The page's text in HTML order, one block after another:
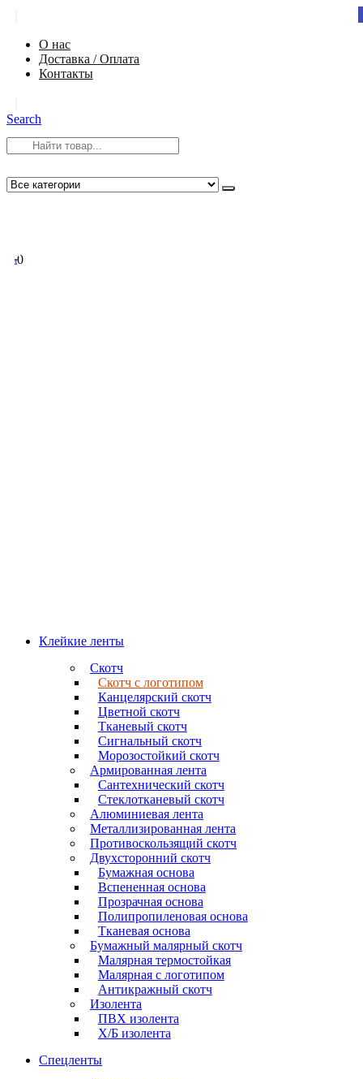
О нас
Доставка / Оплата
Контакты
Search
00
Клейкие ленты
Скотч
Скотч с логотипом
Канцелярский скотч
Цветной скотч
Тканевый скотч
Сигнальный скотч
Морозостойкий скотч
Армированная лента
Сантехнический скотч
Стеклотканевый скотч
Алюминиевая лента
Металлизированная лента
Противоскользящий скотч
Двухсторонний скотч
Бумажная основа
Вспененная основа
Прозрачная основа
Полипропиленовая основа
Тканевая основа
Бумажный малярный скотч
Малярная термостойкая
Малярная с логотипом
Антикражный скотч
Изолента
ПВХ изолента
Х/Б изолента
Спецленты